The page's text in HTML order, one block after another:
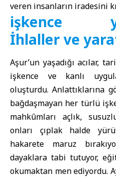
veren insanların iradesini
işkence
İhlaller ve
Aşur’un yaşadığı acılar,
işkence ve kanlı
oluşturdu. Anlattıklarına
bağdaşmayan her türlü
mahkûmları açlık,
onları çıplak halde
hakarete maruz
dayaklara tabi tutuyor,
okumaktan men ediyordu.